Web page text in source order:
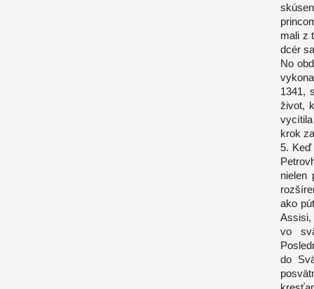
mali z
dcér
No
1341,
život,
krok
5. Keď
nielen
ako
Assisi,
vo
do